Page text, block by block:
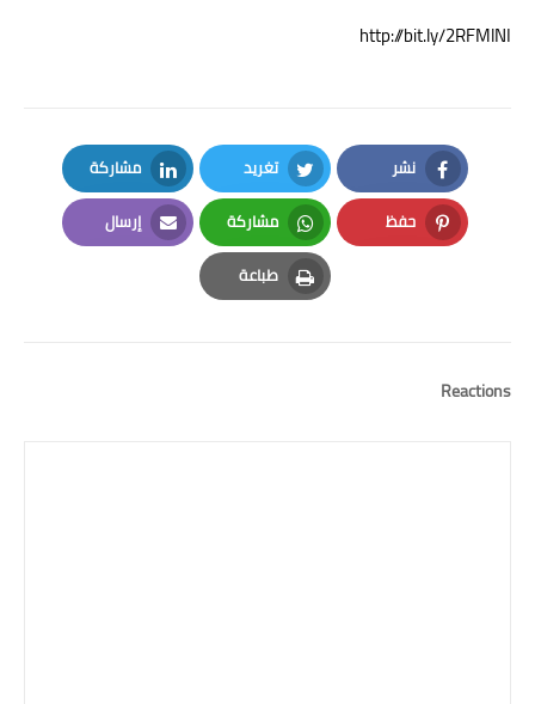
http://bit.ly/2RFMlNI
نشر
Facebook
تغريد
Twitter
مشاركة
LinkedIn
حفظ
Pinterest
مشاركة
Whatsapp
إرسال
Email
طباعة
Print
Reactions